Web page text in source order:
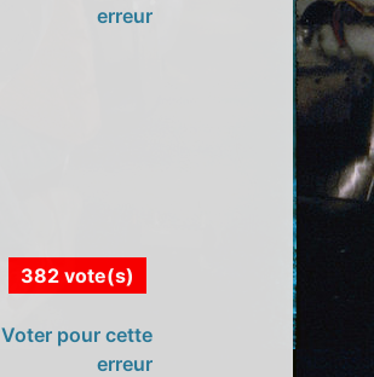
erreur
382 vote(s)
Voter pour cette
erreur